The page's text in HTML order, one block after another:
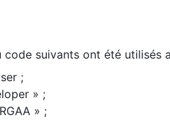
suivants ont été utilisés
;
» ;
» ;